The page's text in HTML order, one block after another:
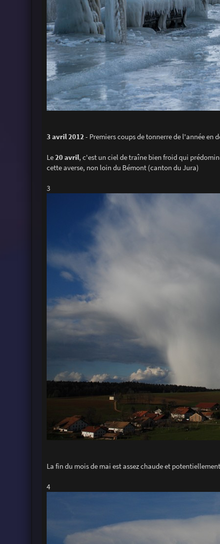
3 avril 2012 - Premiers coups de tonnerre de l'année en
Le20 avril, c'est un ciel de traîne bien froid qui
cette averse, non loin du Bémont (canton du Jura)
3
La fin du mois de mai est assez chaude et
4